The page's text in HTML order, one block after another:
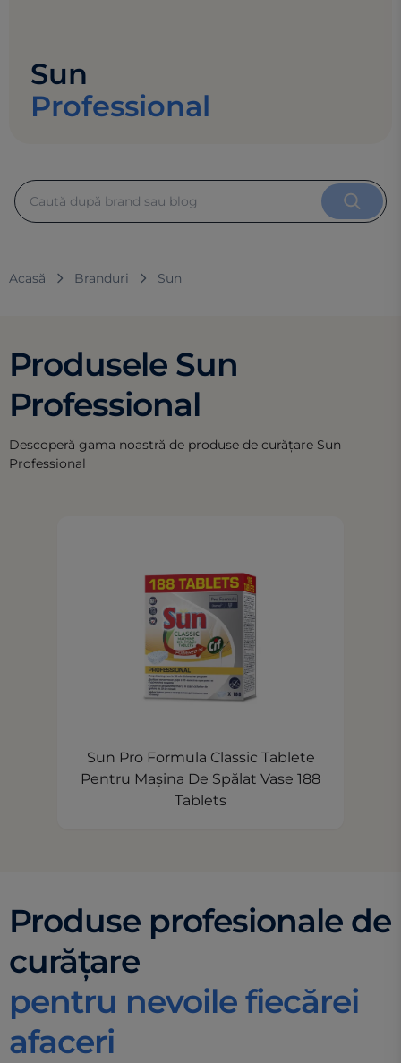
Sun
Professional
Acasă Branduri Sun
Produsele Sun
Professional
Descoperă gama noastră de produse de curățare Sun
Professional
Sun Pro Formula Classic Tablete
Pentru Mașina De Spălat Vase 188
Tablets
Produse profesionale de
curățare
pentru nevoile fiecărei
afaceri